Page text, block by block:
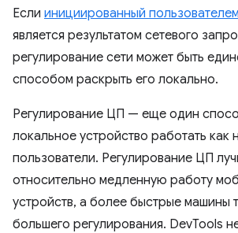
Если инициированный
является результатом сетевого
регулирование сети может быть
способом раскрыть его локально.
Регулирование ЦП — еще один
локальное устройство работать как
пользователи. Регулирование ЦП
относительно медленную работу
устройств, а более быстрые машины
большего регулирования. DevTools